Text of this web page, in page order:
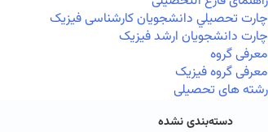
چارت تحصيلي دانشجویان کارشناسی فیزیک
چارت دانشجویان ارشد فیزیک
معرفی گروه
معرفی گروه فیزیک
رشته های تحصیلی
دسته‌بندی نشده